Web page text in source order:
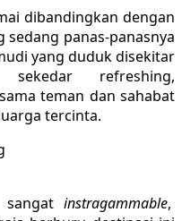
dibandingkan dengan
panas-panasnya
yang duduk disekitar
refreshing,
teman dan sahabat
tercinta.
instragammable,